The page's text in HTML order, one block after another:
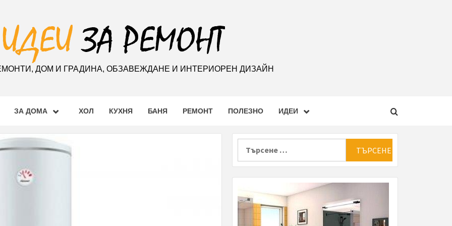
ДОМ И ГРАДИНА, ОБЗАВЕЖДАНЕ И ИНТЕРИОРЕН ДИЗАЙН
ЗА ДОМА ХОЛ КУХНЯ БАНЯ РЕМОНТ ПОЛЕЗНО ИДЕИ